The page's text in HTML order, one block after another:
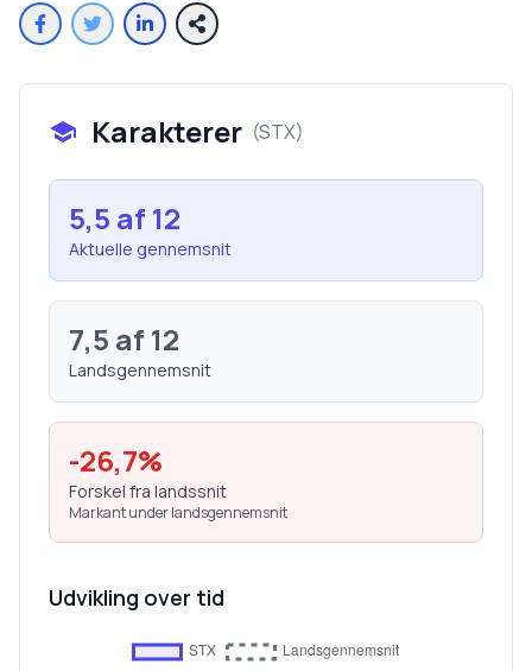
Karakterer (STX)
5,5 af 12
Aktuelle gennemsnit
7,5 af 12
Landsgennemsnit
-26,7%
Forskel fra landssnit
Markant under landsgennemsnit
Udvikling over tid